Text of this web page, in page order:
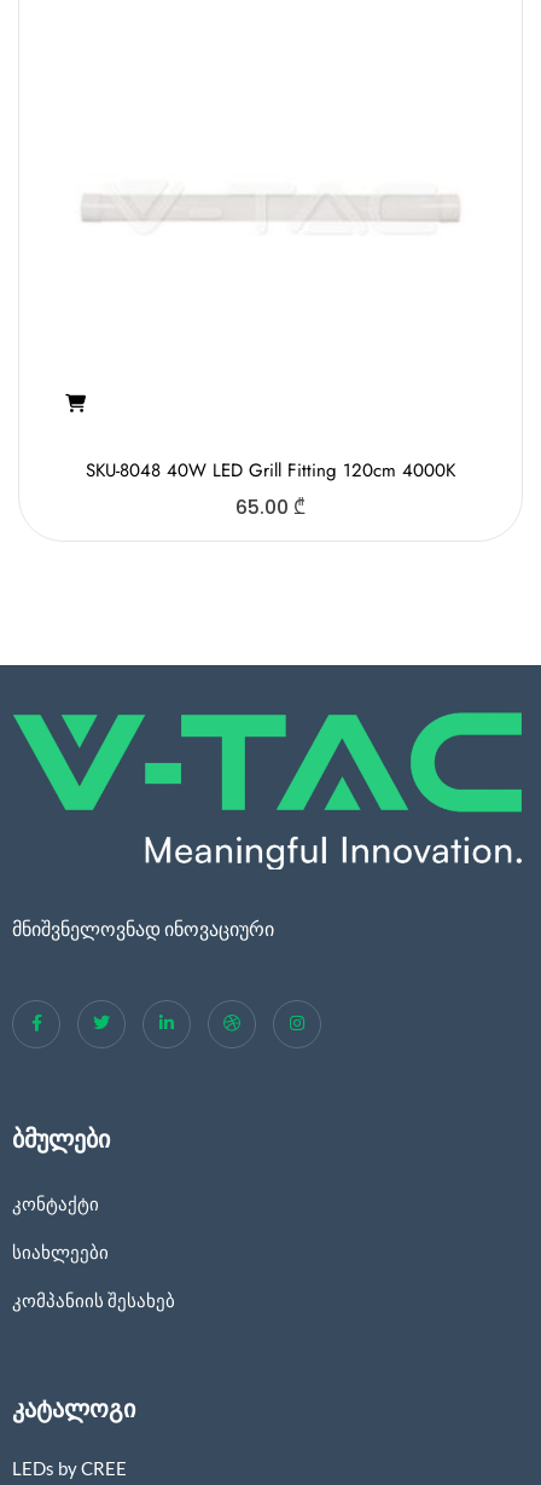
SKU-8048 40W LED Grill Fitting 120cm 4000K
65.00 ₾
მნიშვნელოვნად ინოვაციური
ბმულები
კონტაქტი
სიახლეები
კომპანიის შესახებ
კატალოგი
LEDs by CREE